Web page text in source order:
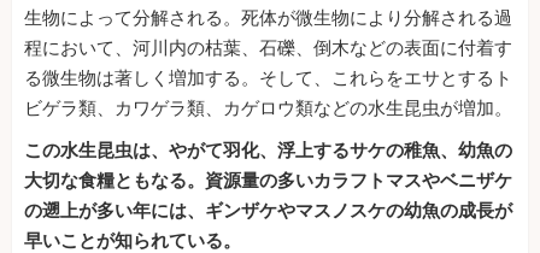
生物によって分解される。死体が微生物により分解される過
程において、河川内の枯葉、石礫、倒木などの表面に付着す
る微生物は著しく増加する。そして、これらをエサとするト
ビゲラ類、カワゲラ類、カゲロウ類などの水生昆虫が増加。
この水生昆虫は、やがて羽化、浮上するサケの稚魚、幼魚の
大切な食糧ともなる。資源量の多いカラフトマスやベニザケ
の遡上が多い年には、ギンザケやマスノスケの幼魚の成長が
早いことが知られている。